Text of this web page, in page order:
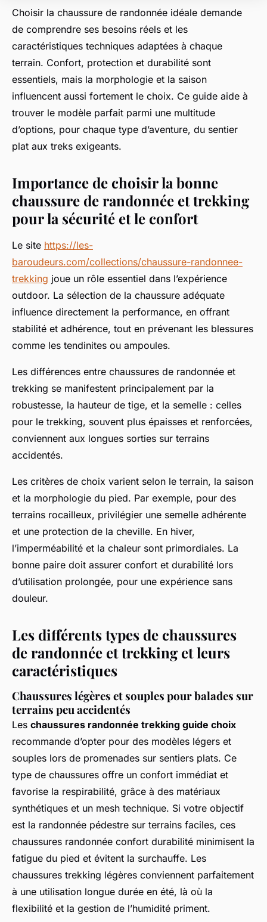
Choisir la chaussure de randonnée idéale demande
de comprendre ses besoins réels et les
caractéristiques techniques adaptées à chaque
terrain. Confort, protection et durabilité sont
essentiels, mais la morphologie et la saison
influencent aussi fortement le choix. Ce guide aide à
trouver le modèle parfait parmi une multitude
d’options, pour chaque type d’aventure, du sentier
plat aux treks exigeants.
Importance de choisir la bonne
chaussure de randonnée et trekking
pour la sécurité et le confort
Le site https://les-
baroudeurs.com/collections/chaussure-randonnee-
trekking joue un rôle essentiel dans l’expérience
outdoor. La sélection de la chaussure adéquate
influence directement la performance, en offrant
stabilité et adhérence, tout en prévenant les blessures
comme les tendinites ou ampoules.
Les différences entre chaussures de randonnée et
trekking se manifestent principalement par la
robustesse, la hauteur de tige, et la semelle : celles
pour le trekking, souvent plus épaisses et renforcées,
conviennent aux longues sorties sur terrains
accidentés.
Les critères de choix varient selon le terrain, la saison
et la morphologie du pied. Par exemple, pour des
terrains rocailleux, privilégier une semelle adhérente
et une protection de la cheville. En hiver,
l’imperméabilité et la chaleur sont primordiales. La
bonne paire doit assurer confort et durabilité lors
d’utilisation prolongée, pour une expérience sans
douleur.
Les différents types de chaussures
de randonnée et trekking et leurs
caractéristiques
Chaussures légères et souples pour balades sur
terrains peu accidentés
Les chaussures randonnée trekking guide choix
recommande d’opter pour des modèles légers et
souples lors de promenades sur sentiers plats. Ce
type de chaussures offre un confort immédiat et
favorise la respirabilité, grâce à des matériaux
synthétiques et un mesh technique. Si votre objectif
est la randonnée pédestre sur terrains faciles, ces
chaussures randonnée confort durabilité minimisent la
fatigue du pied et évitent la surchauffe. Les
chaussures trekking légères conviennent parfaitement
à une utilisation longue durée en été, là où la
flexibilité et la gestion de l’humidité priment.